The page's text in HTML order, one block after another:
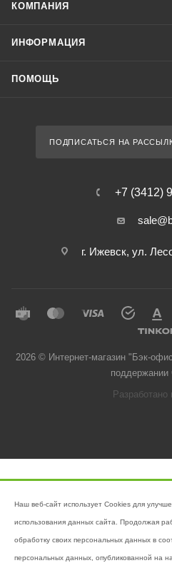
КОМПАНИЯ
ИНФОРМАЦИЯ
ПОМОЩЬ
ПОДПИСАТЬСЯ НА
+7 (3412)
г. Ижевск, ул.
2026 © Интернет-магазин "Бэк-
поддержании
Разработано
Наш веб-сайт использует Cookies для
использования данных сайта. Продолжая
обработку своих персональных данных в
персональных данных, опубликованной на